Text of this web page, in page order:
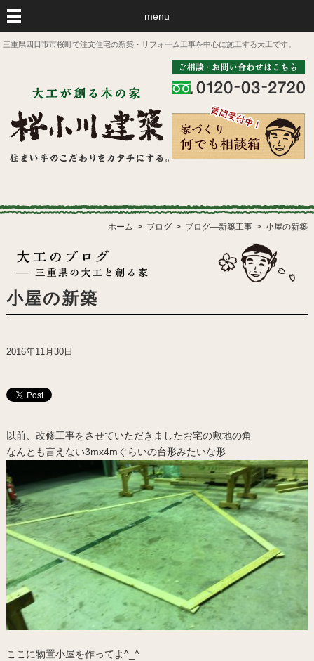
menu
三重県四日市市桜町で注文住宅の新築・リフォーム工事を中心に施工する大工です。
ホーム ブログ ブログ―新築工事 小屋の新築
小屋の新築
2016年11月30日
以前、改修工事をさせていただきましたお宅の敷地の角
なんとも言えない3mx4mぐらいの台形みたいな形
ここに物置小屋を作ってよ^_^